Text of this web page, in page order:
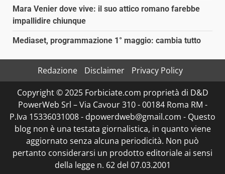
Mara Venier dove vive: il suo attico romano farebbe
impallidire chiunque
Mediaset, programmazione 1° maggio: cambia tutto
Redazione Disclaimer
Privacy Policy
Copyright © 2025 Forbiciate.com proprietà di D&D
PowerWeb Srl – Via Cavour 310 - 00184 Roma RM -
P.Iva 15336031008 - dpowerdweb@gmail.com - Questo
blog non è una testata giornalistica, in quanto viene
aggiornato senza alcuna periodicità. Non può
pertanto considerarsi un prodotto editoriale ai sensi
della legge n. 62 del 07.03.2001